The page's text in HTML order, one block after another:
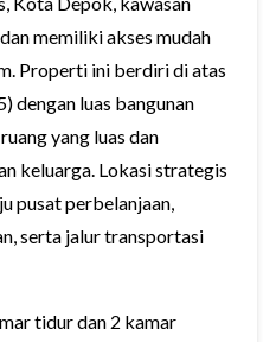
memiliki akses mudah
Properti ini berdiri di atas
dengan luas bangunan
yang luas dan
keluarga. Lokasi strategis
pusat perbelanjaan,
serta jalur transportasi
tidur dan 2 kamar